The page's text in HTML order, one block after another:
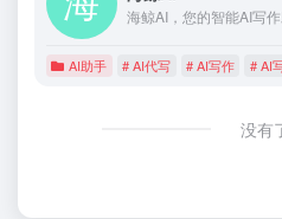
AI助手 # AI代写 # AI写作 # AI
没有